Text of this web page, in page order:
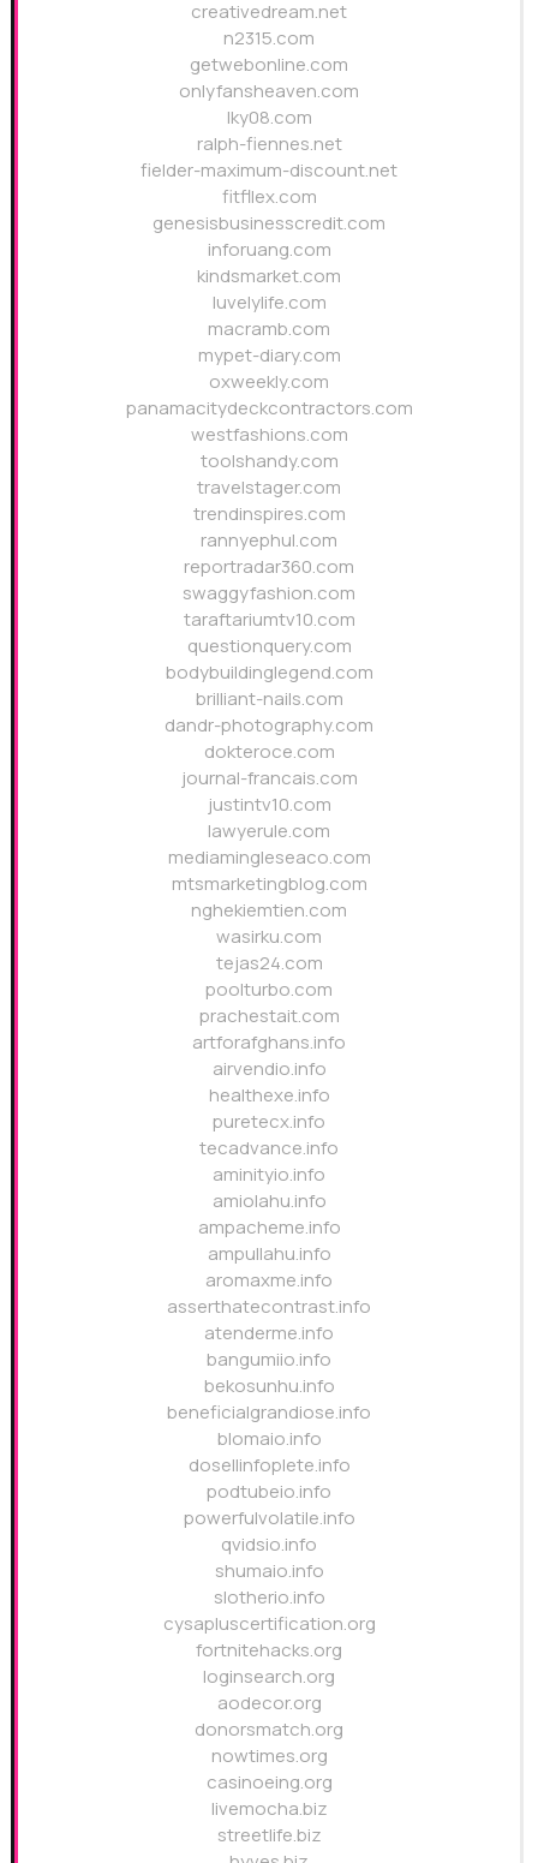
creativedream.net
n2315.com
getwebonline.com
onlyfansheaven.com
lky08.com
ralph-fiennes.net
fielder-maximum-discount.net
fitfllex.com
genesisbusinesscredit.com
inforuang.com
kindsmarket.com
luvelylife.com
macramb.com
mypet-diary.com
oxweekly.com
panamacitydeckcontractors.com
westfashions.com
toolshandy.com
travelstager.com
trendinspires.com
rannyephul.com
reportradar360.com
swaggyfashion.com
taraftariumtv10.com
questionquery.com
bodybuildinglegend.com
brilliant-nails.com
dandr-photography.com
dokteroce.com
journal-francais.com
justintv10.com
lawyerule.com
mediamingleseaco.com
mtsmarketingblog.com
nghekiemtien.com
wasirku.com
tejas24.com
poolturbo.com
prachestait.com
artforafghans.info
airvendio.info
healthexe.info
puretecx.info
tecadvance.info
aminityio.info
amiolahu.info
ampacheme.info
ampullahu.info
aromaxme.info
asserthatecontrast.info
atenderme.info
bangumiio.info
bekosunhu.info
beneficialgrandiose.info
blomaio.info
dosellinfoplete.info
podtubeio.info
powerfulvolatile.info
qvidsio.info
shumaio.info
slotherio.info
cysapluscertification.org
fortnitehacks.org
loginsearch.org
aodecor.org
donorsmatch.org
nowtimes.org
casinoeing.org
livemocha.biz
streetlife.biz